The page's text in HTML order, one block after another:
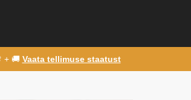
+ 🚚 Vaata tellimuse staatust